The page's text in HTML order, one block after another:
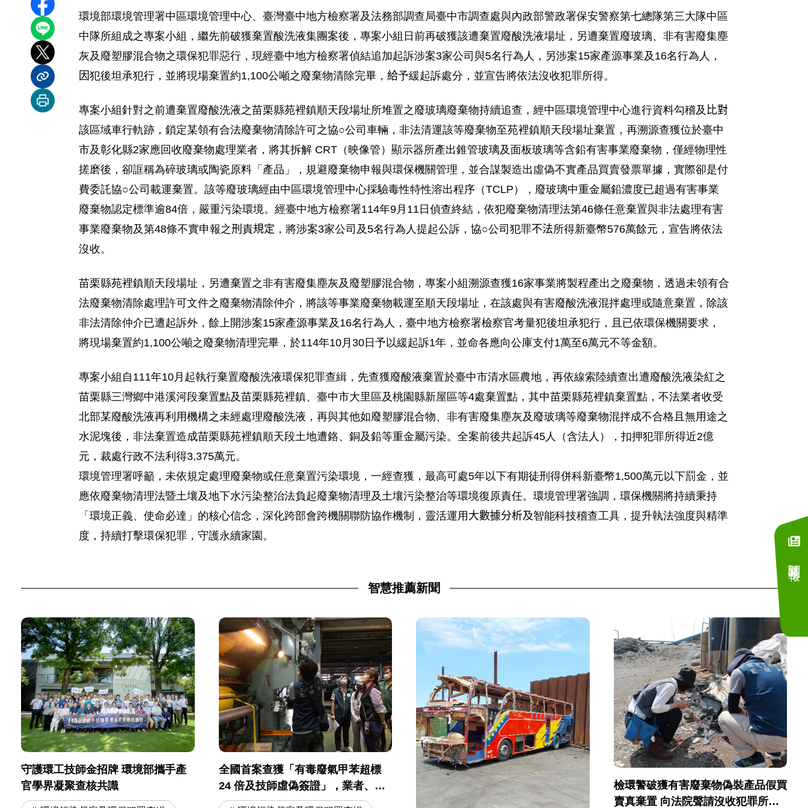
分享至 Facebook
分享到 LINE
分享到 X
分享內容連結
列印本頁
環境部環境管理署中區環境管理中心、臺灣臺中地方檢察署及法務部調查局臺中市調查處與內政部警政署保安警察第七總隊第三大隊中區
中隊所組成之專案小組，繼先前破獲棄置酸洗液集團案後，專案小組日前再破獲該遭棄置廢酸洗液場址 ， 另遭棄置廢玻璃、非有害廢集塵
灰及廢塑膠混合物之環保犯罪惡行，現經臺中地方檢察署偵結追加起訴涉案3家公司與5名行為人，另涉案15家產源事業及 16名行為人，
因犯後坦承犯行，並將現場棄置約1,100公噸之廢棄物清除完畢， 給予緩起訴處分，並宣告將依法沒收犯罪所得。
專案小組針對之前遭棄置廢酸洗液之苗栗縣苑裡鎮順天段場址所堆置之廢玻璃廢棄物持續追查，經中區環境管理中心進行資料勾稽及 比對
該區域車行軌跡，鎖定某領有合法廢棄物清除許可之協○公司車輛，非法清運該等廢棄物至苑裡鎮順天段場址棄置，再溯源查獲位於臺中
市及彰化縣2家應回收廢棄物處理業者，將其拆解 CRT （映像管）顯示器所產出錐管玻璃及面板玻璃等含鉛有害事業廢棄物，僅經物理性
搓磨後，卻誆稱為碎玻璃或陶瓷原料「產品」，規避廢棄物申報與環保機關管理，並合謀製造出虛偽不實產品買賣發票單據，實際卻是付
費委託協○公司載運棄置。該等廢玻璃經由中區環境管理中心採驗毒性特性溶出程序（TCLP ），廢玻璃中重金屬鉛濃度已超過有害事業
廢棄物認定標準逾84倍，嚴重污染環境。經臺中地方檢察署114年9月 11 日偵查終結，依犯廢棄物清理法第46條任意棄置與非法處理有害
事業廢棄物及第48條不實申報之刑 責規定 ，將涉案3家公司及5名行為人提起公訴，協○公司犯罪不法所得新臺幣576萬餘元，宣告將依法
沒收。
苗栗縣苑裡鎮順天段場址 ， 另遭棄置之非有害廢集塵灰及廢塑膠混合物，專案小組溯源查獲16家事業將製程產出之廢棄物，透過未領有合
法廢棄物清除處理許可文件之廢棄物清除仲介，將該等事業廢棄物載運至順天段場址，在該處與有害廢酸洗液混拌處理或隨意棄置，除該
非法清除仲介已遭起訴外，餘上開涉案15家產源事業及 16名行為人，臺中地方檢察署檢察官考量犯後坦承犯行，且已依環保機關要求，
將現場棄置約1,100公噸之廢棄物清理完畢，於114年10月 30 日予以緩起訴1年，並命各應向公庫支付1萬至6萬元不等金額。
專案小組自 111年10月起執行棄置廢酸洗液環保犯罪查緝，先查獲廢酸液棄置於臺中市清水區農地，再依線索陸續查出遭廢酸洗液染紅之
苗栗縣三灣鄉中港溪河段棄置點及苗栗縣苑裡鎮、臺中市大里區及桃園縣新屋區等4處棄置點，其中苗栗縣苑裡鎮棄置點，不法業者收受
北部某廢酸洗液再利用機構之未經處理廢酸洗液，再與其他如廢塑膠混合物、非有害廢集塵灰及廢玻璃等廢棄物混拌成不合格且無用途之
水泥塊後，非法棄置造成苗栗縣苑裡鎮順天段土地遭鉻、銅及鉛等重金屬污染。全案前後共起訴45人（含法人），扣押犯罪所得近2億
元，裁處行政不法利得3,375萬元。
環境管理署呼籲，未依規定處理廢棄物或任意棄置污染環境，一經查獲，最高可處5年以下有期徒刑得併科新臺幣1,500萬元以下罰金，並
應依廢棄物清理法暨土壤及地下水污染整治法負起廢棄物清理及土壤污染整治等環境復原責任。環境管理署強調，環保機關將持續秉持
「環境正義、使命必達」的核心信念，深化跨部會跨機關聯防協作機制，靈活運用 大數據分析及智能科技稽查工具，提升執法強度與精準
度，持續打擊環保犯罪，守護永續家園。
智慧推薦新聞
守護環工技師金招牌 環境部攜手產
官學界凝聚查核共識
全國首案查獲「有毒廢氣甲苯超標
24 倍及技師虛偽簽證」，業者、技
師遭起訴
檢環警破獲有害廢棄物偽裝產品假買
賣真棄置 向法院聲請沒收犯罪所得